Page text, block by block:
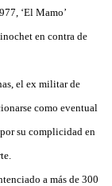
‘El Mamo’
en contra de
el ex militar de
como eventual
su complicidad en
a más de 300